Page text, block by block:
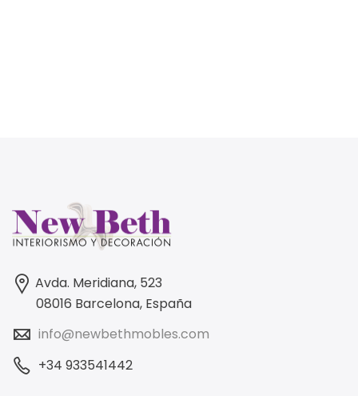
Avda. Meridiana, 523
08016 Barcelona, España
info@newbethmobles.com
+34 933541442